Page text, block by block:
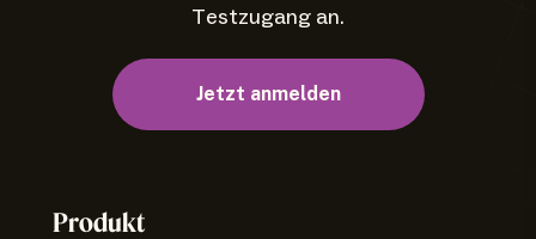
Testzugang an.
Jetzt anmelden
Produkt